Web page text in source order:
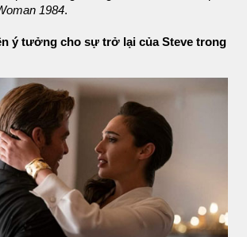
1984.
ý tưởng cho sự trở lại của Steve trong